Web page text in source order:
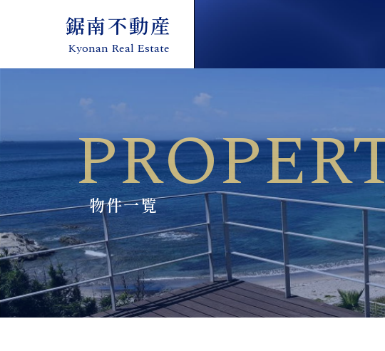
鋸南不動産
Kyonan Real Estate
STAFF
鋸南不動産
Kyonan Real Estate
物件一覧